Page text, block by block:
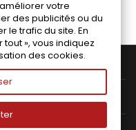

votre
des publicités ou du
le trafic du site. En
», vous indiquez
des cookies.